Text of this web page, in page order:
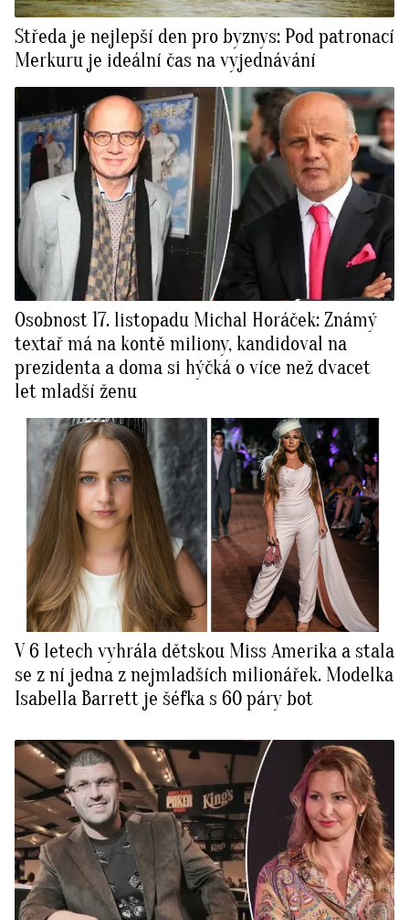
Středa je nejlepší den pro byznys: Pod patronací
Merkuru je ideální čas na vyjednávání
Osobnost 17. listopadu Michal Horáček: Známý
textař má na kontě miliony, kandidoval na
prezidenta a doma si hýčká o více než dvacet
let mladší ženu
V 6 letech vyhrála dětskou Miss Amerika a stala
se z ní jedna z nejmladších milionářek. Modelka
Isabella Barrett je šéfka s 60 páry bot